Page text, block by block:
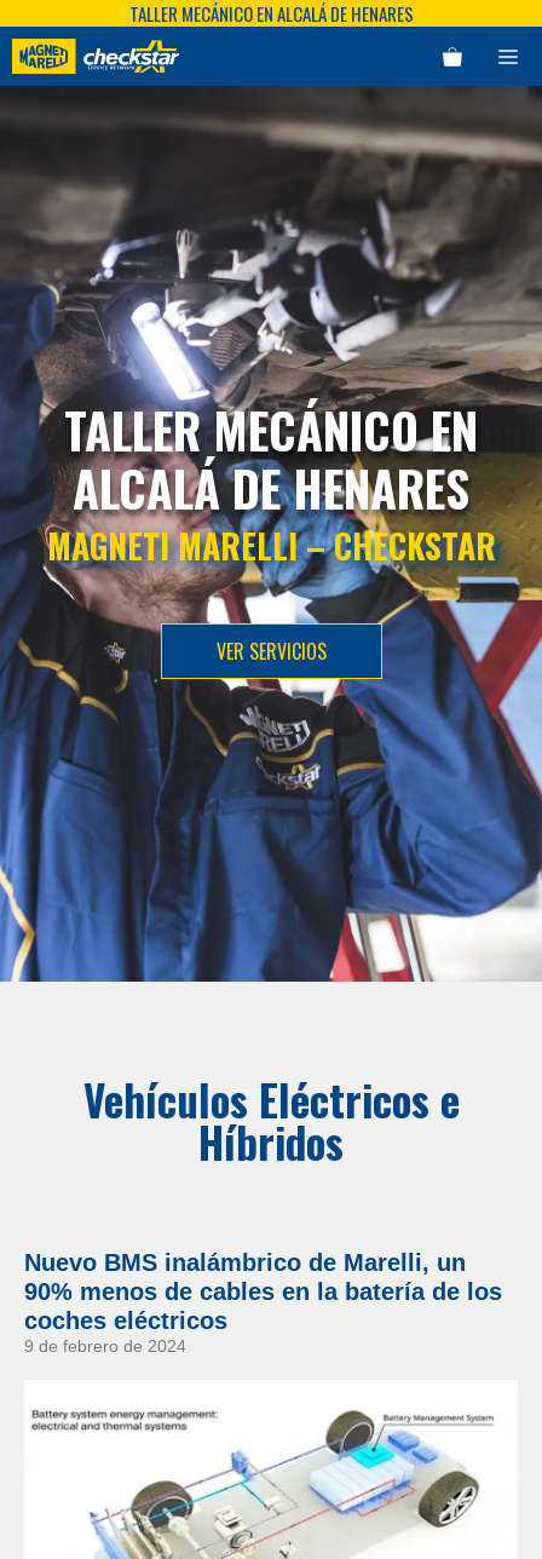
al
contenido
TALLER MECÁNICO EN ALCALÁ DE HENARES
TALLER MECÁNICO EN
ALCALÁ DE HENARES
MAGNETI MARELLI – CHECKSTAR
VER SERVICIOS
Vehículos Eléctricos e
Híbridos
Nuevo BMS inalámbrico de Marelli, un
90% menos de cables en la batería de los
coches eléctricos
9 de febrero de 2024